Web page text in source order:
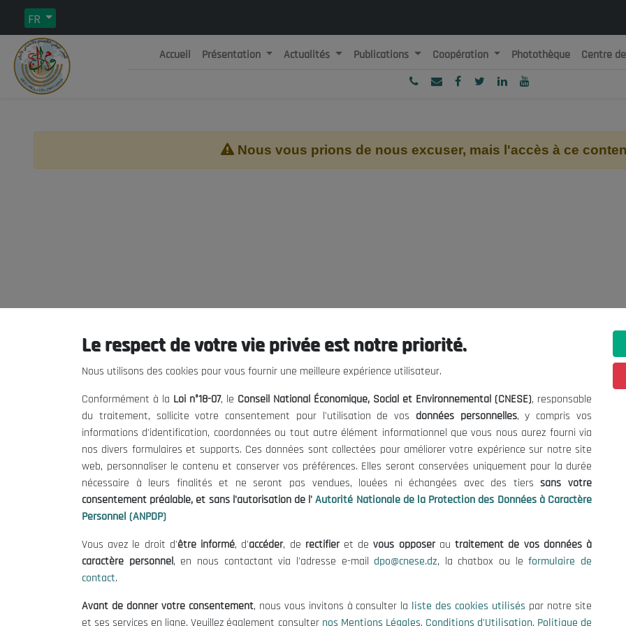
FR
République Algérienne Démocratique et Populaire
Accueil Présentation Actualités Publications Coopération Photothèque Centre
Nous vous prions de nous excuser, mais l'accès à ce
Le CNESE
Le président
Organisation
Publications
Informations utiles
Mentions Légales
Conditions d'Utilisation
Politique de Protection des Données
Politique des Cookies
contact@cnese.dz
Suggestions ou Initiatives ?
Newsletter
Inscrivez-vous, soyez le premier à
nos dernières nouvelles.
Suivez-Nous!
© 2026 Conseil National Économique, Social et Environnemental
Le respect de votre vie privée est notre priorité.
Nous utilisons des cookies pour vous fournir une meilleure expérience utilisateur.
Conformément à la Loi n°18-07, le Conseil National Économique, Social et Environnemental (CNESE), responsable
du traitement, sollicite votre consentement pour l'utilisation de vos données personnelles, y compris vos
informations d'identification, coordonnées ou tout autre élément informationnel que vous nous aurez fourni via
nos divers formulaires et supports. Ces données sont collectées pour améliorer votre expérience sur notre site
web, personnaliser le contenu et conserver vos préférences. Elles seront conservées uniquement pour la durée
nécessaire à leurs finalités et ne seront pas vendues, louées ni échangées avec des tierssans votre
consentement préalable, et sans l'autorisation de l' Autorité Nationale de la Protection des Données à Caractère
Personnel (ANPDP)
Vous avez le droit d'être informé, d'accéder, de rectifieret devous opposerautraitement de vos données à
caractère personnel, en nous contactant via l'adresse e-mail dpo@cnese.dz, la chatbox ou leformulaire de
contact.
Avant de donner votre consentement, nous vous invitons à consulter la liste des cookies utilisés par notre site
et ses services en ligne. Veuillez également consulter nos Mentions Légales, Conditions d'Utilisation, Politique de